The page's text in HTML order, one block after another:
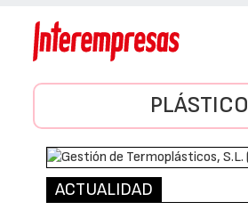
PLÁSTICO
ACTUALIDAD